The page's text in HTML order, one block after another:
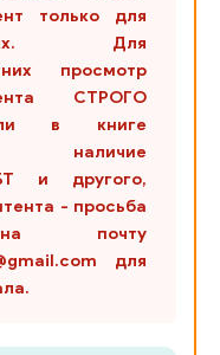
только для
Для
просмотр
СТРОГО
в книге
наличие
и другого,
- просьба
почту
для